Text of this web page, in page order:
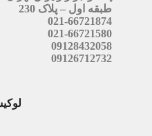
طبقه اول – پلاک 230
021-66721874
021-66721580
09128432058
09126712732